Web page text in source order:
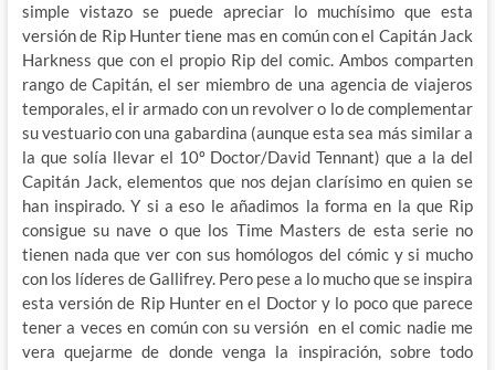
simple vistazo se puede apreciar lo muchísimo que esta
versión de Rip Hunter tiene mas en común con el Capitán Jack
Harkness que con el propio Rip del comic. Ambos comparten
rango de Capitán, el ser miembro de una agencia de viajeros
temporales, el ir armado con un revolver o lo de complementar
su vestuario con una gabardina (aunque esta sea más similar a
la que solía llevar el 10º Doctor/David Tennant) que a la del
Capitán Jack, elementos que nos dejan clarísimo en quien se
han inspirado. Y si a eso le añadimos la forma en la que Rip
consigue su nave o que los Time Masters de esta serie no
tienen nada que ver con sus homólogos del cómic y si mucho
con los líderes de Gallifrey. Pero pese a lo mucho que se inspira
esta versión de Rip Hunter en el Doctor y lo poco que parece
tener a veces en común con su versión en el comic nadie me
vera quejarme de donde venga la inspiración, sobre todo